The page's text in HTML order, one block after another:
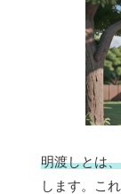
明渡しとは
します。こ